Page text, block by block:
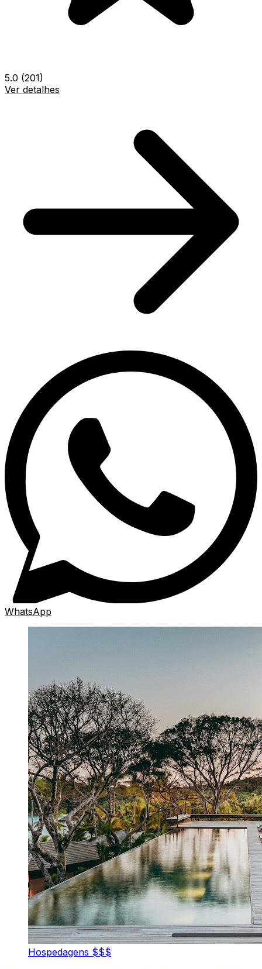
5.0 (201)
Ver detalhes
WhatsApp
Hospedagens $$$